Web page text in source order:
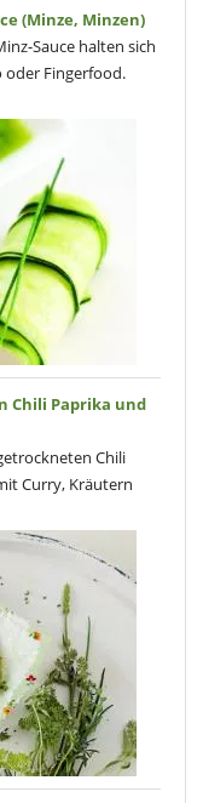
(Minze, Minzen)
Sauce halten sich
oder Fingerfood.
Chili Paprika und
Chili
Curry, Kräutern